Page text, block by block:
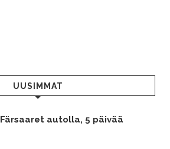
UUSIMMAT
Färsaaret autolla, 5 päivää